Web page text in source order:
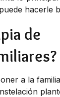
hacerle
de
a la